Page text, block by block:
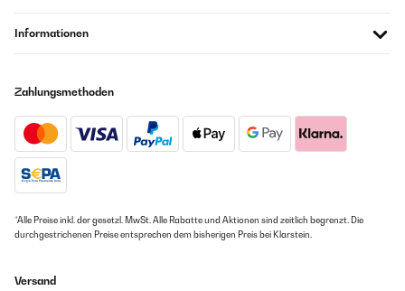
Informationen
Zahlungsmethoden
*Alle Preise inkl. der gesetzl. MwSt. Alle Rabatte und Aktionen sind zeitlich begrenzt. Die
durchgestrichenen Preise entsprechen dem bisherigen Preis bei Klarstein.
Versand